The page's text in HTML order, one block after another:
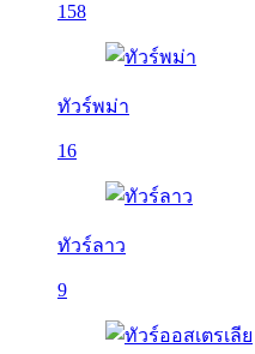
158
ทัวร์พม่า
16
ทัวร์ลาว
9